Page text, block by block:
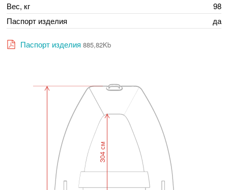
Вес, кг
98
Паспорт изделия
да
Паспорт изделия 885,82Kb
304 см